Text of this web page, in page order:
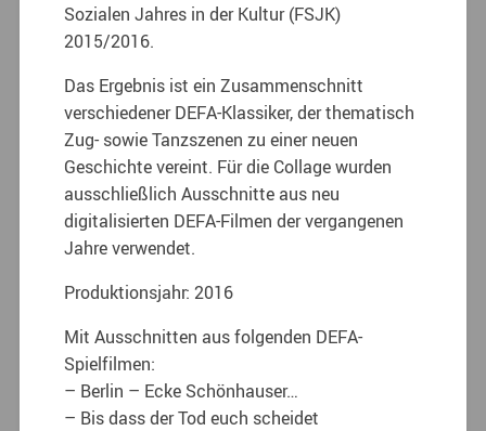
Sozialen Jahres in der Kultur (FSJK)
2015/2016.
Das Ergebnis ist ein Zusammenschnitt
verschiedener DEFA-Klassiker, der thematisch
Zug- sowie Tanzszenen zu einer neuen
Geschichte vereint. Für die Collage wurden
ausschließlich Ausschnitte aus neu
digitalisierten DEFA-Filmen der vergangenen
Jahre verwendet.
Produktionsjahr: 2016
Mit Ausschnitten aus folgenden DEFA-
Spielfilmen:
– Berlin – Ecke Schönhauser…
– Bis dass der Tod euch scheidet